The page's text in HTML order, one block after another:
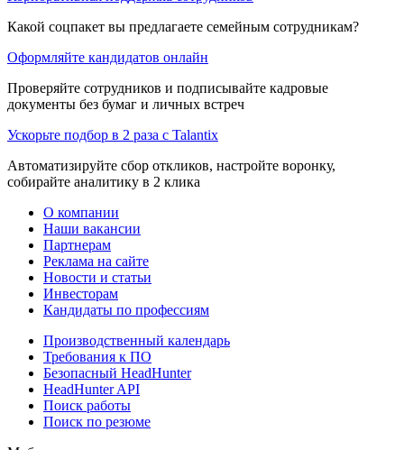
Какой соцпакет вы предлагаете семейным сотрудникам?
Оформляйте кандидатов онлайн
Проверяйте сотрудников и подписывайте кадровые
документы без бумаг и личных встреч
Ускорьте подбор в 2 раза с Talantix
Автоматизируйте сбор откликов, настройте воронку,
собирайте аналитику в 2 клика
О компании
Наши вакансии
Партнерам
Реклама на сайте
Новости и статьи
Инвесторам
Кандидаты по профессиям
Производственный календарь
Требования к ПО
Безопасный HeadHunter
HeadHunter API
Поиск работы
Поиск по резюме